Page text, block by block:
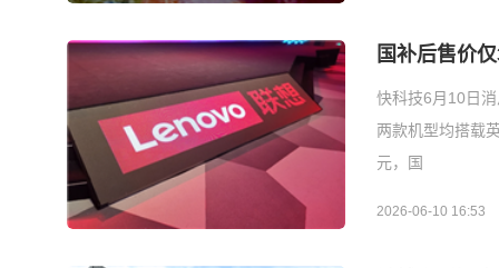
国补后售价
快科技6月10日
两款机型均搭载
元，国
2026-06-10 16:53